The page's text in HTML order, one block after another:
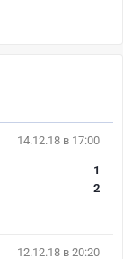
14.12.18 в 17:00
1
2
12.12.18 в 20:20